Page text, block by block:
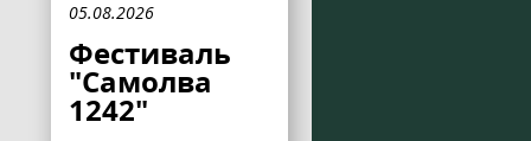
05.08.2026
Фестиваль
"Самолва
1242"